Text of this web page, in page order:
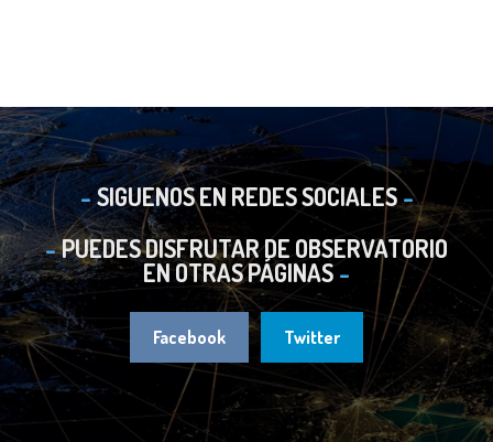
SIGUENOS EN REDES SOCIALES
PUEDES DISFRUTAR DE OBSERVATORIO
EN OTRAS PÁGINAS
Facebook Twitter